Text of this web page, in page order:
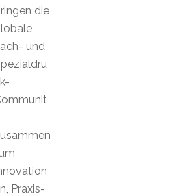
die
und
, um
Praxis-